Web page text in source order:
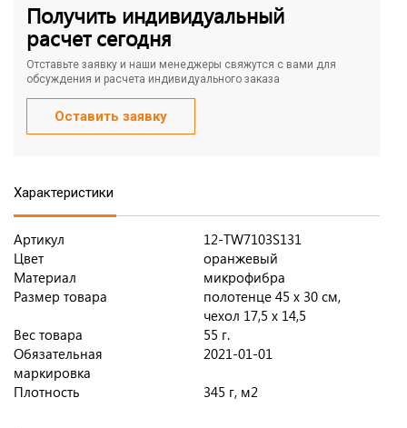
Получить индивидуальный
расчет сегодня
Отставьте заявку и наши менеджеры свяжутся с вами для
обсуждения и расчета индивидуального заказа
Оставить заявку
Характеристики
Артикул
12-TW7103S131
Цвет
оранжевый
Материал
микрофибра
Размер товара
полотенце 45 x 30 см,
чехол 17,5 x 14,5
Вес товара
55 г.
Обязательная
маркировка
2021-01-01
Плотность 345 г, м2